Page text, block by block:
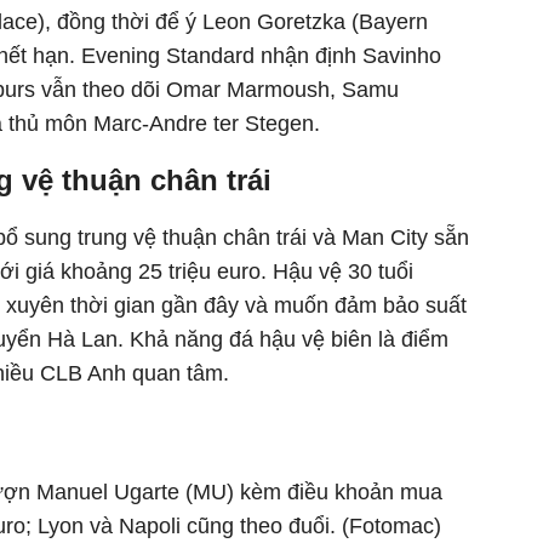
đồng thời để ý Leon Goretzka (Bayern
hạn. Evening Standard nhận định Savinho
vẫn theo dõi Omar Marmoush, Samu
thủ môn Marc-Andre ter Stegen.
vệ thuận chân trái
sung trung vệ thuận chân trái và Man City sẵn
ới giá khoảng 25 triệu euro. Hậu vệ 30 tuổi
xuyên thời gian gần đây và muốn đảm bảo suất
ển Hà Lan. Khả năng đá hậu vệ biên là điểm
CLB Anh quan tâm.
ợn Manuel Ugarte (MU) kèm điều khoản mua
Lyon và Napoli cũng theo đuổi. (Fotomac)